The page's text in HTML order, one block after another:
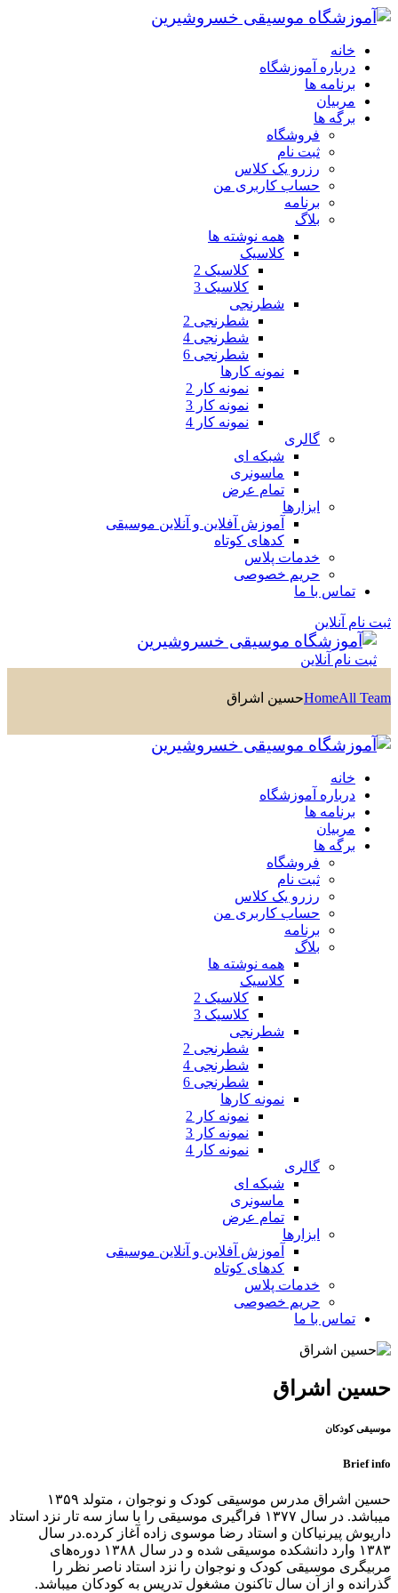
خانه
درباره آموزشگاه
برنامه ها
مربیان
برگه ها
فروشگاه
ثبت نام
رزرو یک کلاس
حساب کاربری من
برنامه
بلاگ
همه نوشته ها
کلاسیک
کلاسیک 2
کلاسیک 3
شطرنجی
شطرنجی 2
شطرنجی 4
شطرنجی 6
نمونه کارها
نمونه کار 2
نمونه کار 3
نمونه کار 4
گالری
شبکه ای
ماسونری
تمام عرض
ابزارها
آموزش آفلاین و آنلاین موسیقی
کدهای کوتاه
خدمات پلاس
حریم خصوصی
تماس با ما
ثبت نام آنلاین
ثبت نام آنلاین
HomeAll Team حسین اشراق
خانه
درباره آموزشگاه
برنامه ها
مربیان
برگه ها
فروشگاه
ثبت نام
رزرو یک کلاس
حساب کاربری من
برنامه
بلاگ
همه نوشته ها
کلاسیک
کلاسیک 2
کلاسیک 3
شطرنجی
شطرنجی 2
شطرنجی 4
شطرنجی 6
نمونه کارها
نمونه کار 2
نمونه کار 3
نمونه کار 4
گالری
شبکه ای
ماسونری
تمام عرض
ابزارها
آموزش آفلاین و آنلاین موسیقی
کدهای کوتاه
خدمات پلاس
حریم خصوصی
تماس با ما
حسین اشراق
موسیقی کودکان
Brief info
حسین اشراق مدرس موسیقی کودک و نوجوان ، متولد ۱۳۵۹
میباشد. در سال ۱۳۷۷ فراگیری موسیقی را با ساز سه تار نزد استاد
داریوش پیرنیاکان و استاد رضا موسوی زاده آغاز کرده.در سال
۱۳۸۳ وارد دانشکده موسیقی شده و در سال ۱۳۸۸ دوره‌های
مربیگری موسیقی کودک و نوجوان را نزد استاد ناصر نظر را
گذرانده و از آن سال تاکنون مشغول تدریس به کودکان میباشد.